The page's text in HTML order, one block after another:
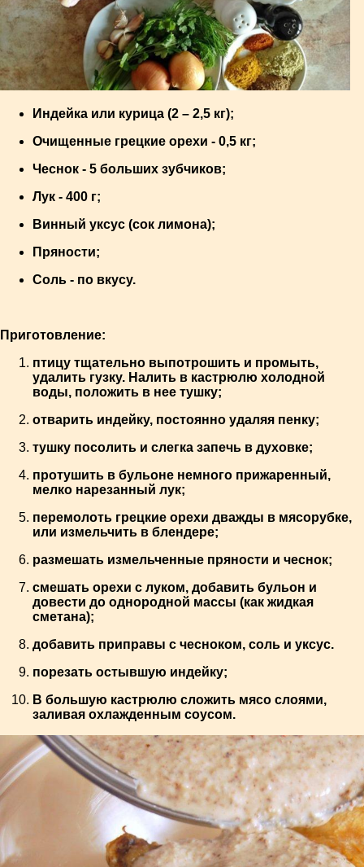
Индейка или курица (2 – 2,5 кг);
Очищенные грецкие орехи - 0,5 кг;
Чеснок - 5 больших зубчиков;
Лук - 400 г;
Винный уксус (сок лимона);
Пряности;
Соль - по вкусу.
Приготовление:
птицу тщательно выпотрошить и промыть,
удалить гузку. Налить в кастрюлю холодной
воды, положить в нее тушку;
отварить индейку, постоянно удаляя пенку;
тушку посолить и слегка запечь в духовке;
протушить в бульоне немного прижаренный,
мелко нарезанный лук;
перемолоть грецкие орехи дважды в мясорубке,
или измельчить в блендере;
размешать измельченные пряности и чеснок;
смешать орехи с луком, добавить бульон и
довести до однородной массы (как жидкая
сметана);
добавить приправы с чесноком, соль и уксус.
порезать остывшую индейку;
В большую кастрюлю сложить мясо слоями,
заливая охлажденным соусом.